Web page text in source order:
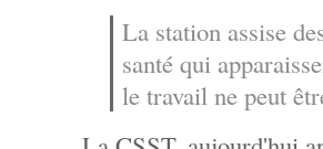
La station assise
santé qui
le travail ne peut